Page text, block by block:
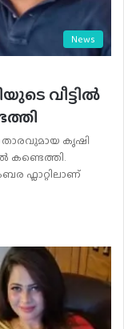
News
വീട്ടിൽ
കൃഷി
കണ്ടെത്തി.
ഫ്ലാറ്റിലാണ്